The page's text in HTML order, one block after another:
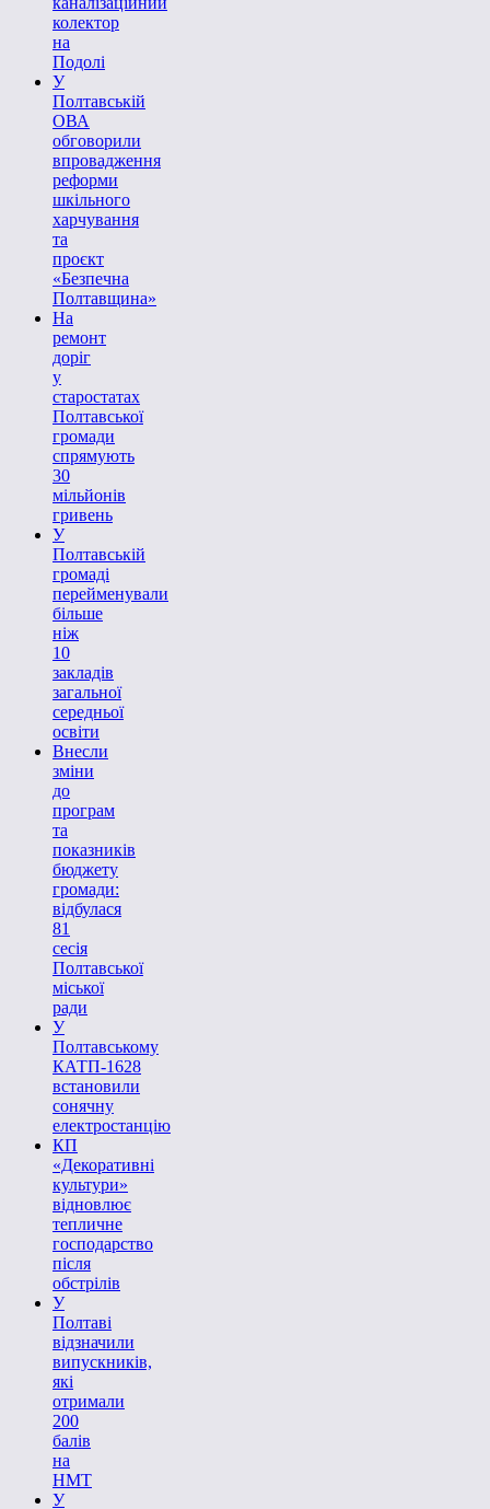
колектор
на
Подолі
У
Полтавській
ОВА
обговорили
впровадження
реформи
шкільного
харчування
та
проєкт
«Безпечна
Полтавщина»
На
ремонт
доріг
у
старостатах
Полтавської
громади
спрямують
30
мільйонів
гривень
У
Полтавській
громаді
перейменували
більше
ніж
10
закладів
загальної
середньої
освіти
Внесли
зміни
до
програм
та
показників
бюджету
громади:
відбулася
81
сесія
Полтавської
міської
ради
У
Полтавському
КАТП-1628
встановили
сонячну
електростанцію
КП
«Декоративні
культури»
відновлює
тепличне
господарство
після
обстрілів
У
Полтаві
відзначили
випускників,
які
отримали
200
балів
на
НМТ
У